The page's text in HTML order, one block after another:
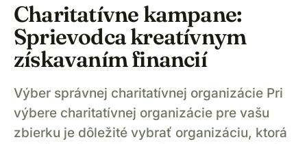
Charitatívne kampane:
Sprievodca kreatívnym
získavaním financií
Výber správnej charitatívnej organizácie Pri
výbere charitatívnej organizácie pre vašu
zbierku je dôležité vybrať organizáciu, ktorá